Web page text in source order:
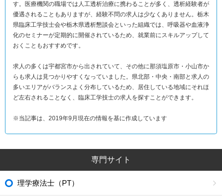
す。医療機関の職場では人工透析治療に携わることが多く、透析経験者が
優遇されることもありますが、経験不問の求人は少なくありません。栃木
県臨床工学技士会や栃木県透析懇談会といった組織では、呼吸器や血液浄
化のセミナーが定期的に開催されているため、就業前にスキルアップして
おくこともおすすめです。
求人の多くは宇都宮市から出されていて、その他に那須塩原市・小山市か
らも求人は見つかりやすくなっていました。県北部・中央・南部と求人の
多いエリアがバランスよく分布しているため、居住している地域にそれほ
ど左右されることなく、臨床工学技士の求人を探すことができます。
※当記事は、2019年9月現在の情報を基に作成しています
専門サイト
理学療法士（PT）